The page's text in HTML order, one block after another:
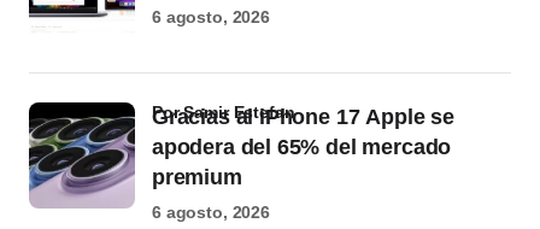
6 agosto, 2026
Gracias al iPhone 17 Apple se
apodera del 65% del mercado
premium
por Samir Estefan
6 agosto, 2026